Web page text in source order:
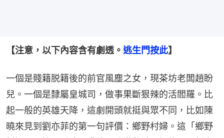
【注意，以下內容含有劇透。 逃生門按此】
一個是賤籍脱籍後的前官風塵之女，現茶坊老闆趙盼
兒。一個是隸屬皇城司，做事果斷狠辣的活閻羅。比
起一般的英雄天降，這劇開頭就挺與眾不同，比如陳
曉來見到劉亦菲的第一句評價：鄉野村婦。這「鄉野